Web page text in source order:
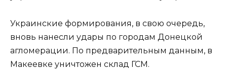
Украинские формирования, в свою очередь,
вновь нанесли удары по городам Донецкой
агломерации. По предварительным данным, в
Макеевке уничтожен склад ГСМ.